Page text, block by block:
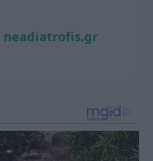
neadiatrofis.gr